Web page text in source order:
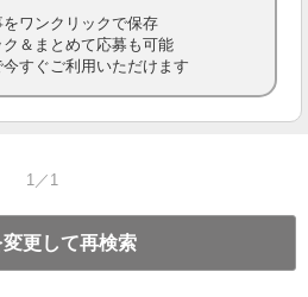
ワンクリックで保存
＆まとめて応募も可能
すぐご利用いただけます
1／1
更して再検索